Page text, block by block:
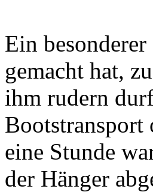
Ein
gemacht hat,
ihm rudern
Bootstransport
eine Stunde
der Hänger